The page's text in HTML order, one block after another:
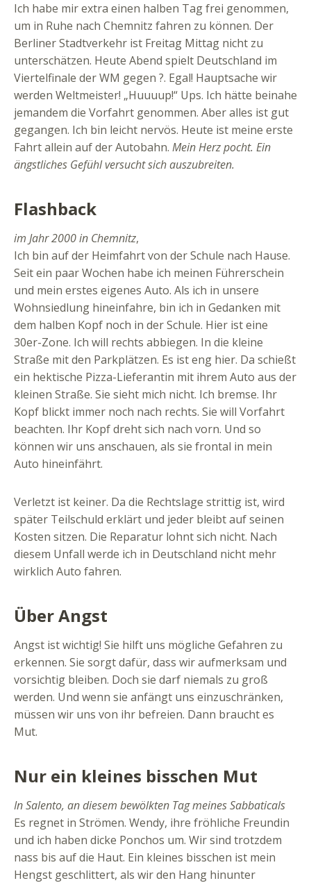
Ich habe mir extra einen halben Tag frei genommen,
um in Ruhe nach Chemnitz fahren zu können. Der
Berliner Stadtverkehr ist Freitag Mittag nicht zu
unterschätzen. Heute Abend spielt Deutschland im
Viertelfinale der WM gegen ?. Egal! Hauptsache wir
werden Weltmeister! „Huuuup!“ Ups. Ich hätte beinahe
jemandem die Vorfahrt genommen. Aber alles ist gut
gegangen. Ich bin leicht nervös. Heute ist meine erste
Fahrt allein auf der Autobahn. Mein Herz pocht. Ein
ängstliches Gefühl versucht sich auszubreiten.
Flashback
im Jahr 2000 in Chemnitz,
Ich bin auf der Heimfahrt von der Schule nach Hause.
Seit ein paar Wochen habe ich meinen Führerschein
und mein erstes eigenes Auto. Als ich in unsere
Wohnsiedlung hineinfahre, bin ich in Gedanken mit
dem halben Kopf noch in der Schule. Hier ist eine
30er-Zone. Ich will rechts abbiegen. In die kleine
Straße mit den Parkplätzen. Es ist eng hier. Da schießt
ein hektische Pizza-Lieferantin mit ihrem Auto aus der
kleinen Straße. Sie sieht mich nicht. Ich bremse. Ihr
Kopf blickt immer noch nach rechts. Sie will Vorfahrt
beachten. Ihr Kopf dreht sich nach vorn. Und so
können wir uns anschauen, als sie frontal in mein
Auto hineinfährt.
Verletzt ist keiner. Da die Rechtslage strittig ist, wird
später Teilschuld erklärt und jeder bleibt auf seinen
Kosten sitzen. Die Reparatur lohnt sich nicht. Nach
diesem Unfall werde ich in Deutschland nicht mehr
wirklich Auto fahren.
Über Angst
Angst ist wichtig! Sie hilft uns mögliche Gefahren zu
erkennen. Sie sorgt dafür, dass wir aufmerksam und
vorsichtig bleiben. Doch sie darf niemals zu groß
werden. Und wenn sie anfängt uns einzuschränken,
müssen wir uns von ihr befreien. Dann braucht es
Mut.
Nur ein kleines bisschen Mut
In Salento, an diesem bewölkten Tag meines Sabbaticals
Es regnet in Strömen. Wendy, ihre fröhliche Freundin
und ich haben dicke Ponchos um. Wir sind trotzdem
nass bis auf die Haut. Ein kleines bisschen ist mein
Hengst geschlittert, als wir den Hang hinunter